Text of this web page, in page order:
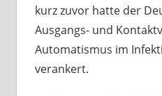
kurz zuvor hatte der
Ausgangs- und
Automatismus im
verankert.